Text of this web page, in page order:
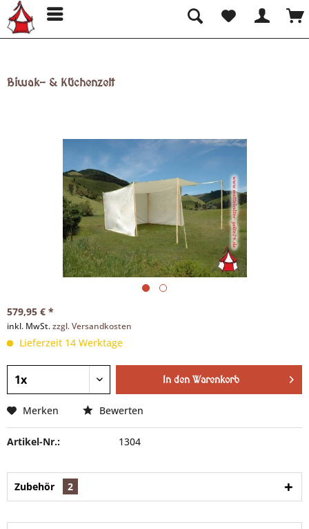
Biwak- & Küchenzelt
579,95 € *
inkl. MwSt.zzgl. Versandkosten
Lieferzeit 14 Werktage
In den Warenkorb
Merken Bewerten
Artikel-Nr.: 1304
Zubehör 2